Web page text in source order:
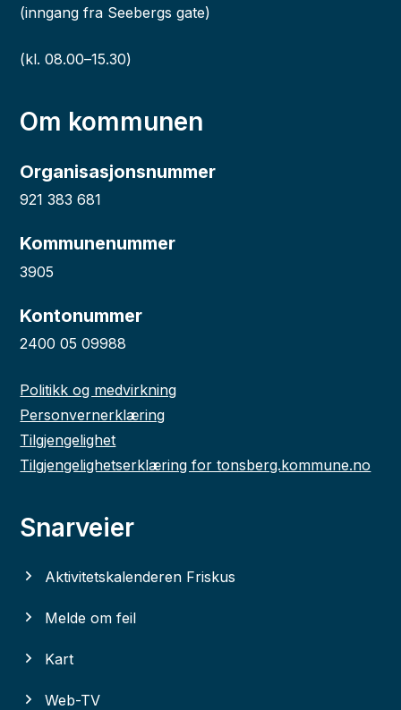
(inngang fra Seebergs gate)
(kl. 08.00–15.30)
Om kommunen
Organisasjonsnummer
921 383 681
Kommunenummer
3905
Kontonummer
2400 05 09988
Politikk og medvirkning
Personvernerklæring
Tilgjengelighet
Tilgjengelighetserklæring for tonsberg.kommune.no
Snarveier
Aktivitetskalenderen Friskus
Melde om feil
Kart
Web-TV